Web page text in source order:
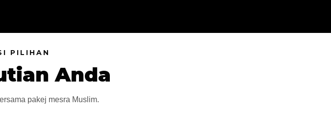
PILIHAN
Anda
pakej mesra Muslim.